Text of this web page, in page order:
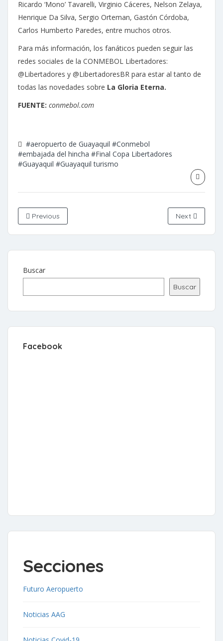
Ricardo ‘Mono’ Tavarelli, Virginio Cáceres, Nelson Zelaya,
Henrique Da Silva, Sergio Orteman, Gastón Córdoba,
Carlos Humberto Paredes, entre muchos otros.
Para más información, los fanáticos pueden seguir las
redes sociales de la CONMEBOL Libertadores:
@Libertadores y @LibertadoresBR para estar al tanto de
todas las novedades sobre La Gloria Eterna.
FUENTE: conmebol.com
#aeropuerto de Guayaquil #Conmebol
#embajada del hincha #Final Copa Libertadores
#Guayaquil #Guayaquil turismo
Previous Next
Buscar
Buscar
Facebook
Secciones
Futuro Aeropuerto
Noticias AAG